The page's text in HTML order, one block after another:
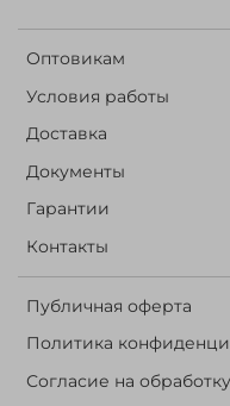
Оптовикам
Условия работы
Доставка
Документы
Гарантии
Контакты
Публичная оферта
Политика
Согласие на